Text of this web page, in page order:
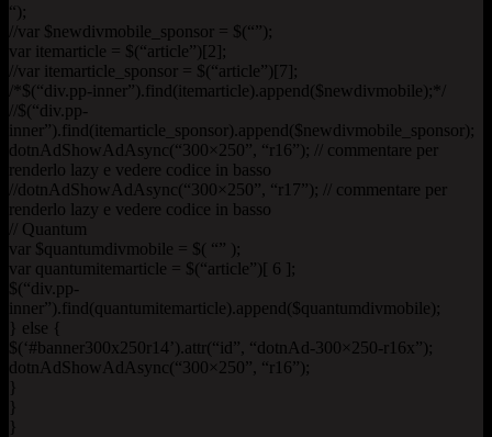
“);
//var $newdivmobile_sponsor = $(“”);
var itemarticle = $(“article”)[2];
//var itemarticle_sponsor = $(“article”)[7];
/*$(“div.pp-inner”).find(itemarticle).append($newdivmobile);*/
//$(“div.pp-
inner”).find(itemarticle_sponsor).append($newdivmobile_sponsor);
dotnAdShowAdAsync(“300×250”, “r16”); // commentare per
renderlo lazy e vedere codice in basso
//dotnAdShowAdAsync(“300×250”, “r17”); // commentare per
renderlo lazy e vedere codice in basso
// Quantum
var $quantumdivmobile = $( “” );
var quantumitemarticle = $(“article”)[ 6 ];
$(“div.pp-
inner”).find(quantumitemarticle).append($quantumdivmobile);
} else {
$(‘#banner300x250r14’).attr(“id”, “dotnAd-300×250-r16x”);
dotnAdShowAdAsync(“300×250”, “r16”);
}
}
}